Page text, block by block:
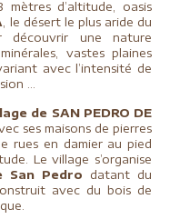
mètres d’altitude, oasis
, le désert le plus aride du
une nature
vastes plaines
avec l’intensité de
…
de SAN PEDRO DE
ses maisons de pierres
rues en damier au pied
Le village s’organise
San Pedro datant du
avec du bois de